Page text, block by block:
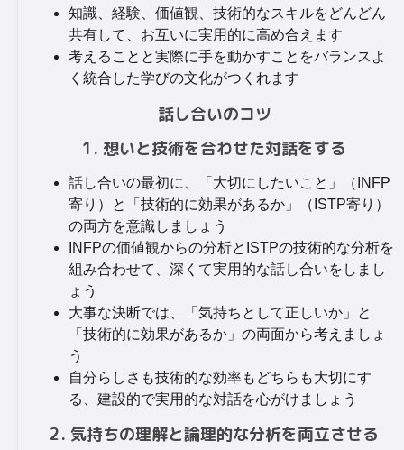
知識、経験、価値観、技術的なスキルをどんどん
共有して、お互いに実用的に高め合えます
考えることと実際に手を動かすことをバランスよ
く統合した学びの文化がつくれます
話し合いのコツ
1. 想いと技術を合わせた対話をする
話し合いの最初に、「大切にしたいこと」（INFP
寄り）と「技術的に効果があるか」（ISTP寄り）
の両方を意識しましょう
INFPの価値観からの分析とISTPの技術的な分析を
組み合わせて、深くて実用的な話し合いをしまし
ょう
大事な決断では、「気持ちとして正しいか」と
「技術的に効果があるか」の両面から考えましょ
う
自分らしさも技術的な効率もどちらも大切にす
る、建設的で実用的な対話を心がけましょう
2. 気持ちの理解と論理的な分析を両立させる